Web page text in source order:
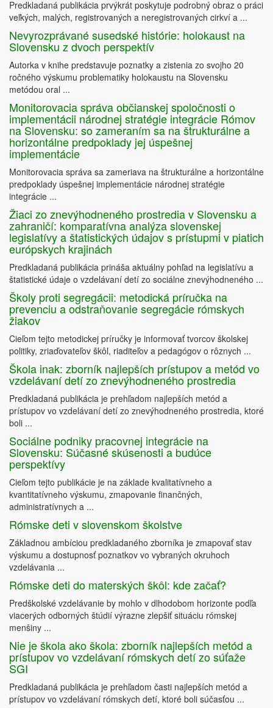
Predkladaná publikácia prvýkrát poskytuje podrobný obraz o práci
veľkých, malých, registrovaných a neregistrovaných cirkví a ...
Nevyrozprávané susedské histórie: holokaust na
Slovensku z dvoch perspektív
Autorka v knihe predstavuje poznatky a zistenia zo svojho 20
ročného výskumu problematiky holokaustu na Slovensku
metódou oral ...
Monitorovacia správa občianskej spoločnosti o
implementácii národnej stratégie integrácie Rómov
na Slovensku: so zameraním sa na štrukturálne a
horizontálne predpoklady jej úspešnej
implementácie
Monitorovacia správa sa zameriava na štrukturálne a horizontálne
predpoklady úspešnej implementácie národnej stratégie
integrácie ...
Žiaci zo znevýhodneného prostredia v Slovensku a
zahraničí: komparatívna analýza slovenskej
legislatívy a štatistických údajov s prístupmi v piatich
európskych krajinách
Predkladaná publikácia prináša aktuálny pohľad na legislatívu a
štatistické údaje o vzdelávaní detí zo sociálne znevýhodneného ...
Školy proti segregácii: metodická príručka na
prevenciu a odstraňovanie segregácie rómskych
žiakov
Cieľom tejto metodickej príručky je informovať tvorcov školskej
politiky, zriaďovateľov škôl, riaditeľov a pedagógov o rôznych ...
Škola inak: zborník najlepších prístupov a metód vo
vzdelávaní detí zo znevýhodneného prostredia
Predkladaná publikácia je prehľadom najlepších metód a
prístupov vo vzdelávaní detí zo znevýhodneného prostredia, ktoré
boli ...
Sociálne podniky pracovnej integrácie na
Slovensku: Súčasné skúsenosti a budúce
perspektívy
Cieľom tejto publikácie je na základe kvalitatívneho a
kvantitatívneho výskumu, zmapovanie finančných,
administratívnych a ...
Rómske deti v slovenskom školstve
Základnou ambíciou predkladaného zborníka je zmapovať stav
výskumu a dostupnosť poznatkov vo vybraných okruhoch
vzdelávania ...
Rómske deti do materských škôl: kde začať?
Predškolské vzdelávanie by mohlo v dlhodobom horizonte podľa
viacerých odborných štúdií výrazne zlepšiť situáciu rómskej
menšiny ...
Nie je škola ako škola: zborník najlepších metód a
prístupov vo vzdelávaní rómskych detí zo súťaže
SGI
Predkladaná publikácia je prehľadom časti najlepších metód a
prístupov vo vzdelávaní rómskych detí, ktoré boli súčasťou ...